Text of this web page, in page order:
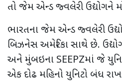
તો જેમ એન્ડ જ્વલેરી ઉદ્યોગને
ભારતના જેમ એન્ડ જ્વલેરી
બિઝનેસ અમેરિકા સાથે છે.
અને મુંબઇના SEEPZમાં જે
એક દોઢ મહિનો યુનિટો બંધ